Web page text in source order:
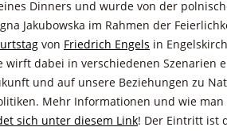
Dinners und wurde von der
Jakubowska im Rahmen der
von Friedrich Engels in
wirft dabei in verschiedenen Szenarien
und auf unsere Beziehungen zu
Mehr Informationen und wie
sich unter diesem Link! Der Eintritt ist